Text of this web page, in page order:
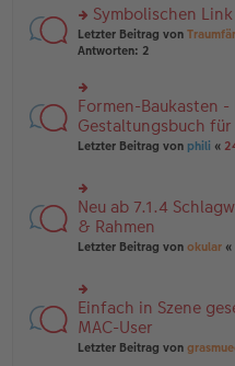
g
el
es
e
er
B
ei
tr
rs
te
u
n
g
el
es
n
er
B
ei
tr
Symbolischen
Letzter Beitrag von
Antworten: 2
rs
te
r
u
g
el
es
e
n
B
ei
tr
a
g
Formen-Baukasten
Gestaltungsbuch
Letzter Beitrag von phili «
rs
te
r
u
g
el
es
e
n
Neu ab 7.1.4
& Rahmen
Letzter Beitrag von okular «
rs
te
r
u
Einfach in Szene
MAC-User
Letzter Beitrag von